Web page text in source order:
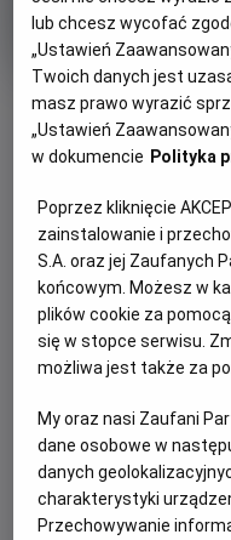
OBSERWUJ
Gatunek
Czas
trwania
150 min
PREMIERA
30 kwietnia 2026
OPIS FILMU
Transmisja meczu
ramach rozgrywek Ligi
ZAPROŚ
lub chcesz wycofać
„Ustawień
Twoich danych jest
masz prawo wyrazić
„Ustawień
w dokumencie Polityka
Poprzez kliknięcie
zainstalowanie i
S.A. oraz jej Zaufanych
końcowym. Możesz w
plików cookie za
się w stopce serwisu.
możliwa jest także za
My oraz nasi Zaufani
dane osobowe w
danych
charakterystyki
Przechowywanie